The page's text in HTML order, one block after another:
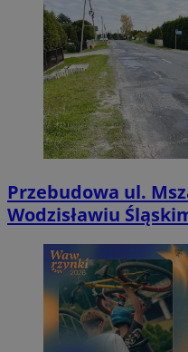
Przebudowa ul.
Wodzisławiu